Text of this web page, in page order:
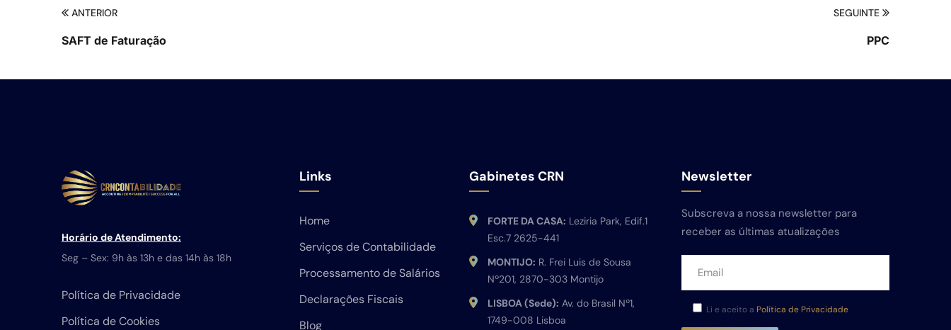
ANTERIOR
SAFT de Faturação
SEGUINTE
PPC
Horário de Atendimento:
Seg – Sex: 9h às 13h e das 14h às 18h
Política de Privacidade
Política de Cookies
Links
Home
Serviços de Contabilidade
Processamento de Salários
Declarações Fiscais
Blog
Gabinetes CRN
FORTE DA CASA: Leziria Park, Edif.1
Esc.7 2625-441
MONTIJO: R. Frei Luis de Sousa
Nº201, 2870-303 Montijo
LISBOA (Sede): Av. do Brasil Nº1,
1749-008 Lisboa
Newsletter
Subscreva a nossa newsletter para
receber as últimas atualizações
Li e aceito a Política de Privacidade